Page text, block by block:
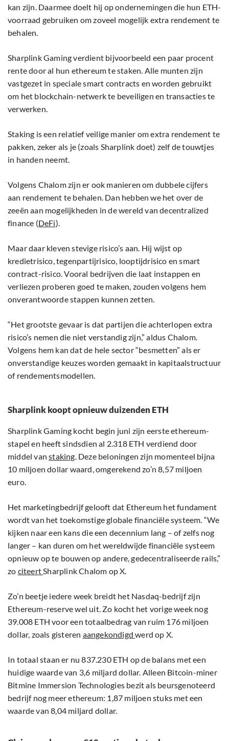
kan zijn. Daarmee doelt hij op ondernemingen die hun ETH-
voorraad gebruiken om zoveel mogelijk extra rendement te
behalen.
Sharplink Gaming verdient bijvoorbeeld een paar procent
rente door al hun ethereum te staken. Alle munten zijn
vastgezet in speciale smart contracts en worden gebruikt
om het blockchain-netwerk te beveiligen en transacties te
verwerken.
Staking is een relatief veilige manier om extra rendement te
pakken, zeker als je (zoals Sharplink doet) zelf de touwtjes
in handen neemt.
Volgens Chalom zijn er ook manieren om dubbele cijfers
aan rendement te behalen. Dan hebben we het over de
zeeën aan mogelijkheden in de wereld van decentralized
finance (DeFi).
Maar daar kleven stevige risico’s aan. Hij wijst op
kredietrisico, tegenpartijrisico, looptijdrisico en smart
contract-risico. Vooral bedrijven die laat instappen en
verliezen proberen goed te maken, zouden volgens hem
onverantwoorde stappen kunnen zetten.
“Het grootste gevaar is dat partijen die achterlopen extra
risico’s nemen die niet verstandig zijn,” aldus Chalom.
Volgens hem kan dat de hele sector “besmetten” als er
onverstandige keuzes worden gemaakt in kapitaalstructuur
of rendementsmodellen.
Sharplink koopt opnieuw duizenden ETH
Sharplink Gaming kocht begin juni zijn eerste ethereum-
stapel en heeft sindsdien al 2.318 ETH verdiend door
middel vanstaking. Deze beloningen zijn momenteel bijna
10 miljoen dollar waard, omgerekend zo’n 8,57 miljoen
euro.
Het marketingbedrijf gelooft dat Ethereum het fundament
wordt van het toekomstige globale financiële systeem. “We
kijken naar een kans die een decennium lang – of zelfs nog
langer – kan duren om het wereldwijde financiële systeem
opnieuw op te bouwen op andere, gedecentraliseerde rails,”
zo citeertSharplink Chalom op X.
Zo’n beetje iedere week breidt het Nasdaq-bedrijf zijn
Ethereum-reserve wel uit. Zo kocht het vorige week nog
39.008 ETH voor een totaalbedrag van ruim 176 miljoen
dollar, zoals gisteren aangekondigdwerd op X.
In totaal staan er nu 837.230 ETH op de balans met een
huidige waarde van 3,6 miljard dollar. Alleen Bitcoin-miner
Bitmine Immersion Technologies bezit als beursgenoteerd
bedrijf nog meer ethereum: 1,87 miljoen stuks met een
waarde van 8,04 miljard dollar.